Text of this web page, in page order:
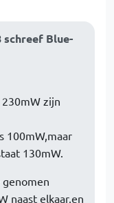
schreef Blue-
zijn
100mW,maar
130mW.
naast elkaar,en